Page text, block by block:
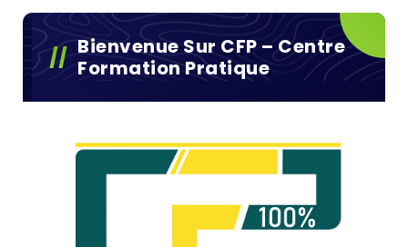
Bienvenue Sur CFP – Centre
Formation Pratique